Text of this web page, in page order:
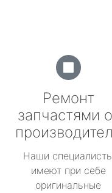
Ремонт
запчастями
Наши специалисты
имеют при себе
оригинальные